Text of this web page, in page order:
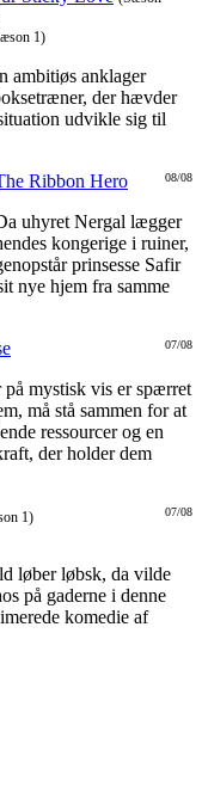
1)
ambitiøs anklager
der hævder
udvikle sig til
08/08
Ribbon Hero
uhyret Nergal lægger
kongerige i ruiner,
prinsesse Safir
nye hjem fra samme
07/08
mystisk vis er spærret
må stå sammen for at
ressourcer og en
der holder dem
07/08
1)
løber løbsk, da vilde
på gaderne i denne
komedie af